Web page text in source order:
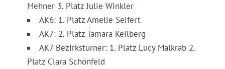
Mehner 3. Platz Julie Winkler
AK6: 1. Platz Amelie Seifert
AK7: 2. Platz Tamara Keilberg
AK7 Bezirksturner: 1. Platz Lucy Malkrab 2.
Platz Clara Schönfeld